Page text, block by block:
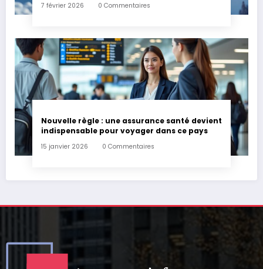
7 février 2026 0 Commentaires
Nouvelle règle : une assurance santé devient
indispensable pour voyager dans ce pays
15 janvier 2026 0 Commentaires